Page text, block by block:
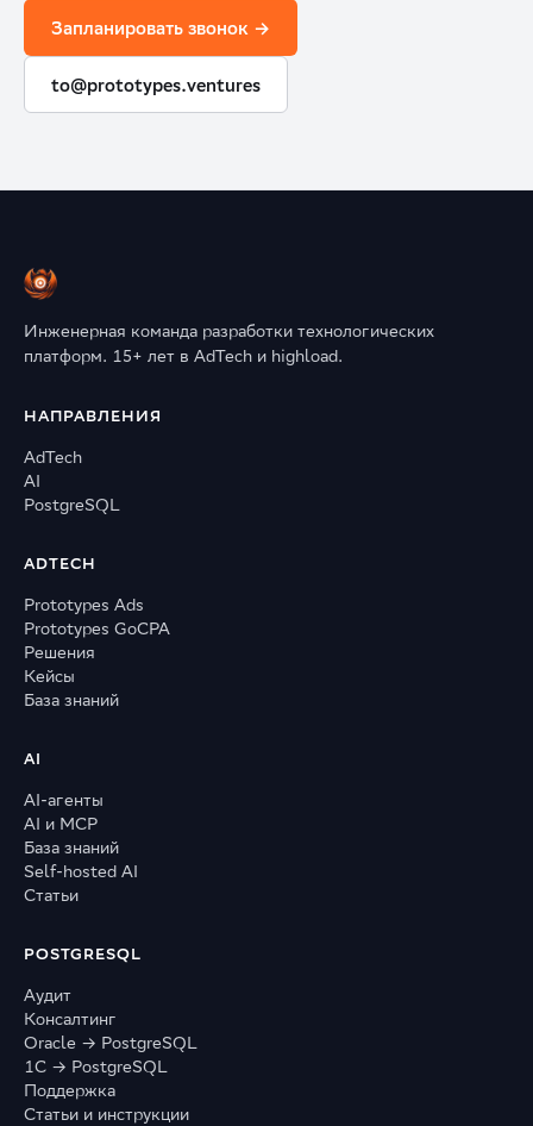
Запланировать звонок →
to@prototypes.ventures
Инженерная команда разработки технологических
платформ. 15+ лет в AdTech и highload.
НАПРАВЛЕНИЯ
AdTech
AI
PostgreSQL
ADTECH
Prototypes Ads
Prototypes GoCPA
Решения
Кейсы
База знаний
AI
AI-агенты
AI и MCP
База знаний
Self-hosted AI
Статьи
POSTGRESQL
Аудит
Консалтинг
Oracle → PostgreSQL
1С → PostgreSQL
Поддержка
Статьи и инструкции